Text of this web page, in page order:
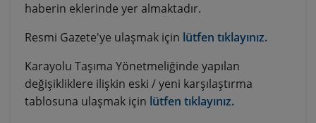
haberin eklerinde yer almaktadır.
Resmi Gazete'ye ulaşmak için lütfen tıklayınız.
Karayolu Taşıma Yönetmeliğinde yapılan
değişikliklere ilişkin eski / yeni karşılaştırma
tablosuna ulaşmak için lütfen tıklayınız.